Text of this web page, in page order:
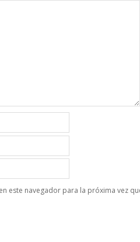
este navegador para la próxima vez